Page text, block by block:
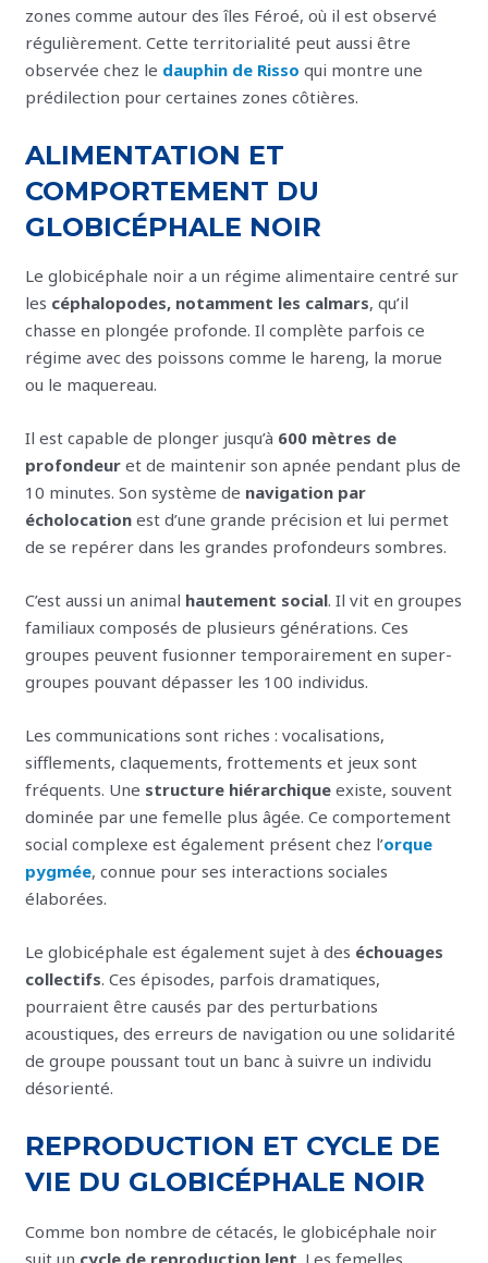
zones comme autour des îles Féroé, où il est observé
régulièrement. Cette territorialité peut aussi être
observée chez le dauphin de Risso qui montre une
prédilection pour certaines zones côtières.
ALIMENTATION ET
COMPORTEMENT DU
GLOBICÉPHALE NOIR
Le globicéphale noir a un régime alimentaire centré sur
les céphalopodes, notamment les calmars, qu’il
chasse en plongée profonde. Il complète parfois ce
régime avec des poissons comme le hareng, la morue
ou le maquereau.
Il est capable de plonger jusqu’à 600 mètres de
profondeur et de maintenir son apnée pendant plus de
10 minutes. Son système de navigation par
écholocation est d’une grande précision et lui permet
de se repérer dans les grandes profondeurs sombres.
C’est aussi un animal hautement social. Il vit en groupes
familiaux composés de plusieurs générations. Ces
groupes peuvent fusionner temporairement en super-
groupes pouvant dépasser les 100 individus.
Les communications sont riches : vocalisations,
sifflements, claquements, frottements et jeux sont
fréquents. Une structure hiérarchique existe, souvent
dominée par une femelle plus âgée. Ce comportement
social complexe est également présent chez l’orque
pygmée, connue pour ses interactions sociales
élaborées.
Le globicéphale est également sujet à des échouages
collectifs. Ces épisodes, parfois dramatiques,
pourraient être causés par des perturbations
acoustiques, des erreurs de navigation ou une solidarité
de groupe poussant tout un banc à suivre un individu
désorienté.
REPRODUCTION ET CYCLE DE
VIE DU GLOBICÉPHALE NOIR
Comme bon nombre de cétacés, le globicéphale noir